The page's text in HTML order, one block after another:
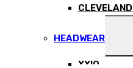
CLEVELAND
HEADWEAR
XXIO